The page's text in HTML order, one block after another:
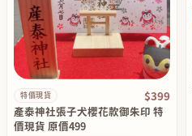
特價現貨 $399
產泰神社張子犬櫻花款御朱印 特
價現貨 原價499